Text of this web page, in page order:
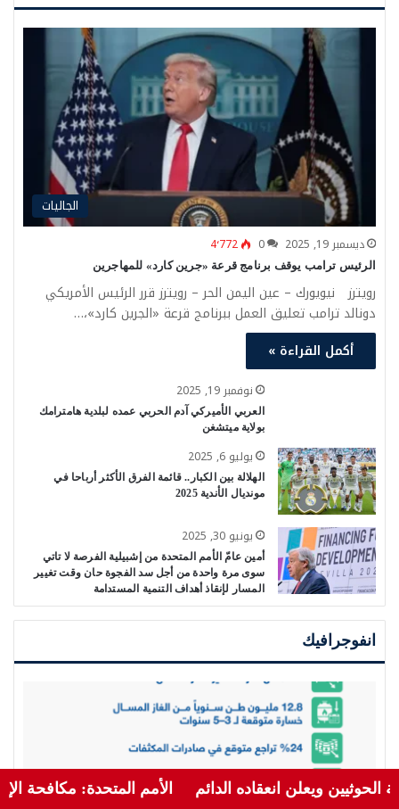
الجاليات
ديسمبر 19, 2025 0 4٬772
الرئيس ترامب يوقف برنامج قرعة «جرين كارد» للمهاجرين
رويترز نيويورك – عين اليمن الحر – رويترز قرر الرئيس الأمريكي
دونالد ترامب تعليق العمل ببرنامج قرعة «الجرين كارد»،…
أكمل القراءة »
نوفمبر 19, 2025
العربي الأميركي آدم الحربي عمده لبلدية هامترامك
بولاية ميتشغن
يوليو 6, 2025
الهلالة بين الكبار.. قائمة الفرق الأكثر أرباحا في
مونديال الأندية 2025
يونيو 30, 2025
أمين عامّ الأمم المتحدة من إشبيلية الفرصة لا تاتي
سوى مرة واحدة من أجل سد الفجوة حان وقت تغيير
المسار لإنقاذ أهداف التنمية المستدامة
انفوجرافيك
الدائم الأمم المتحدة: مكافحة الإرهاب : التنظيم